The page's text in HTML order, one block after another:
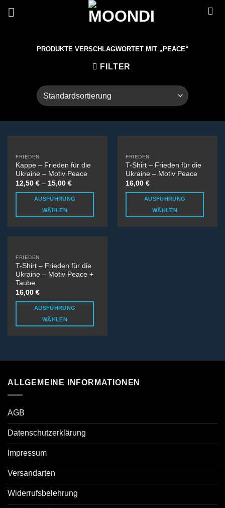
Inhalt
PRODUKTE VERSCHLAGWORTET MIT „PEACE“
FILTER
FRIEDEN
Kappe – Frieden für die
Ukraine – Motiv Peace
12,50€ – 15,00€
AUSFÜHRUNG
WÄHLEN
FRIEDEN
T-Shirt – Frieden für die
Ukraine – Motiv Peace
16,00€
AUSFÜHRUNG
WÄHLEN
FRIEDEN
T-Shirt – Frieden für die
Ukraine – Motiv Peace +
Taube
16,00€
AUSFÜHRUNG
WÄHLEN
ALLGEMEINE INFORMATIONEN
AGB
Datenschutzerklärung
Impressum
Versandarten
Widerrufsbelehrung